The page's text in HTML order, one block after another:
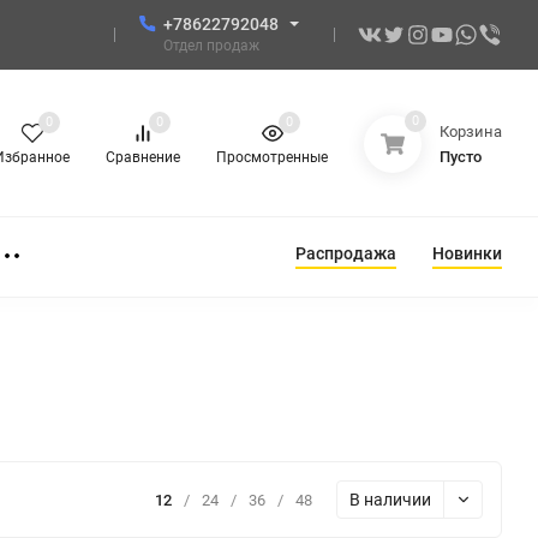
+78622792048
Отдел продаж
0
Сравнение
0
Просмотренные
0 0
Корзина
Пусто
Распродажа Новинки
12 / 24 / 36 / 48 В наличии